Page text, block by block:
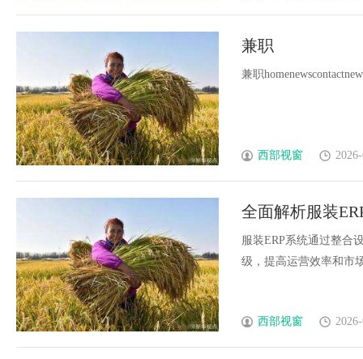
兼职
兼职
西部视窗
全面解析服装
案
服装ERP系统通过整合
级，提高运营效率和市
西部视窗